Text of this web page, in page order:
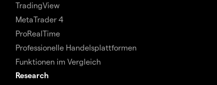
TradingView
MetaTrader 4
ProRealTime
Professionelle Handelsplattformen
Funktionen im Vergleich
Research